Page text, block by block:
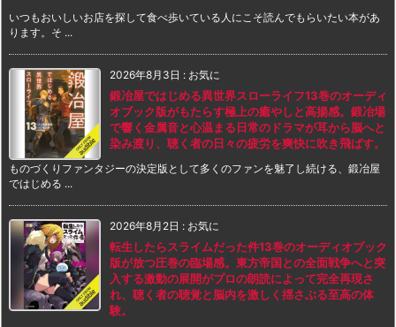
いつもおいしいお店を探して食べ歩いている人にこそ読んでもらいたい本があ
ります。そ ...
2026年8月3日 : お気に
鍛冶屋ではじめる異世界スローライフ13巻のオーディ
オブック版がもたらす極上の癒やしと高揚感。鍛冶場
で響く金属音と心温まる日常のドラマが耳から脳へと
染み渡り、聴く者の日々の疲労を爽快に吹き飛ばす。
ものづくりファンタジーの決定版として多くのファンを魅了し続ける、鍛冶屋
ではじめる ...
2026年8月2日 : お気に
転生したらスライムだった件13巻のオーディオブック
版が放つ圧巻の臨場感。東方帝国との全面戦争へと突
入する激動の展開がプロの朗読によって完全再現さ
れ、聴く者の聴覚と脳内を激しく揺さぶる至高の体
験。